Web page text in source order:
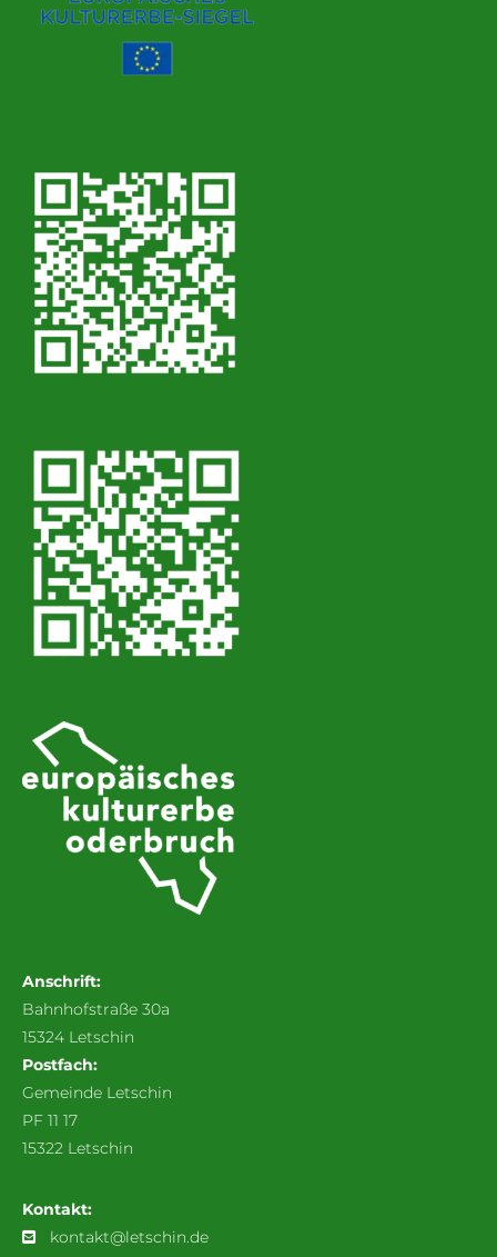
Anschrift:
Bahnhofstraße 30a
15324 Letschin
Postfach:
Gemeinde Letschin
PF 11 17
15322 Letschin
Kontakt:
kontakt@letschin.de